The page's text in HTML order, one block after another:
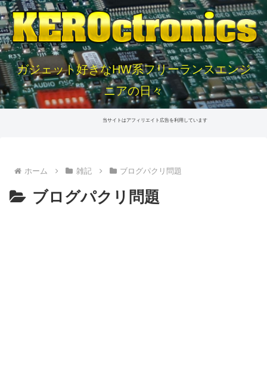
ガジェット好きなHW系フリーランスエンジ
ニアの日々
当サイトはアフィリエイト広告を利用しています
ホーム 雑記 ブログパクリ問題
ブログパクリ問題